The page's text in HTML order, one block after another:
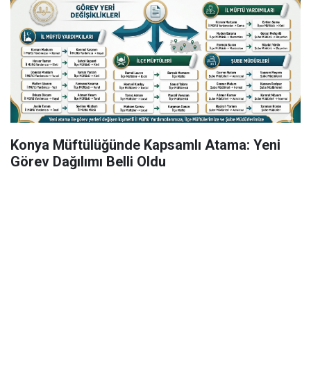
Konya Müftülüğünde Kapsamlı Atama: Yeni
Görev Dağılımı Belli Oldu